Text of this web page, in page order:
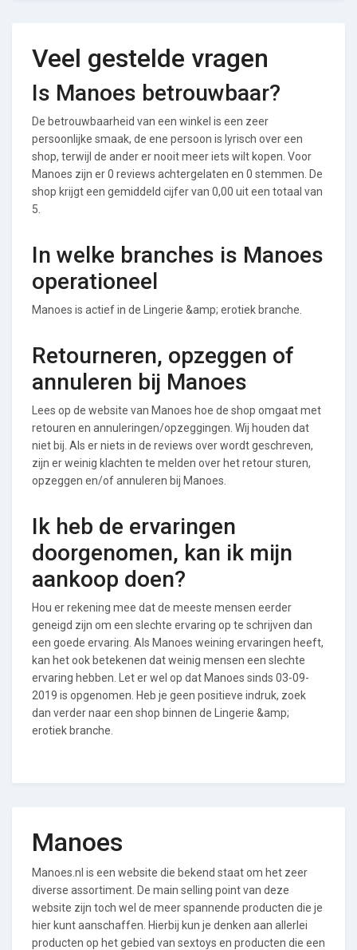
Veel gestelde vragen
Is Manoes betrouwbaar?
De betrouwbaarheid van een winkel is een zeer
persoonlijke smaak, de ene persoon is lyrisch over een
shop, terwijl de ander er nooit meer iets wilt kopen. Voor
Manoes zijn er 0 reviews achtergelaten en 0 stemmen. De
shop krijgt een gemiddeld cijfer van 0,00 uit een totaal van
5.
In welke branches is Manoes
operationeel
Manoes is actief in de Lingerie &amp; erotiek branche.
Retourneren, opzeggen of
annuleren bij Manoes
Lees op de website van Manoes hoe de shop omgaat met
retouren en annuleringen/opzeggingen. Wij houden dat
niet bij. Als er niets in de reviews over wordt geschreven,
zijn er weinig klachten te melden over het retour sturen,
opzeggen en/of annuleren bij Manoes.
Ik heb de ervaringen
doorgenomen, kan ik mijn
aankoop doen?
Hou er rekening mee dat de meeste mensen eerder
geneigd zijn om een slechte ervaring op te schrijven dan
een goede ervaring. Als Manoes weining ervaringen heeft,
kan het ook betekenen dat weinig mensen een slechte
ervaring hebben. Let er wel op dat Manoes sinds 03-09-
2019 is opgenomen. Heb je geen positieve indruk, zoek
dan verder naar een shop binnen de Lingerie &amp;
erotiek branche.
Manoes
Manoes.nl is een website die bekend staat om het zeer
diverse assortiment. De main selling point van deze
website zijn toch wel de meer spannende producten die je
hier kunt aanschaffen. Hierbij kun je denken aan allerlei
producten op het gebied van sextoys en producten die een